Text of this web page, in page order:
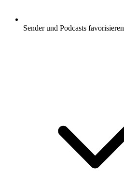
Sender und Podcasts favorisieren